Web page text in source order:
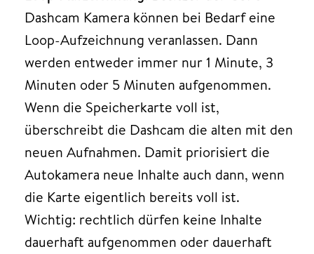
Dashcam Kamera können bei Bedarf eine
Loop-Aufzeichnung veranlassen. Dann
werden entweder immer nur 1 Minute, 3
Minuten oder 5 Minuten aufgenommen.
Wenn die Speicherkarte voll ist,
überschreibt die Dashcam die alten mit den
neuen Aufnahmen. Damit priorisiert die
Autokamera neue Inhalte auch dann, wenn
die Karte eigentlich bereits voll ist.
Wichtig: rechtlich dürfen keine Inhalte
dauerhaft aufgenommen oder dauerhaft